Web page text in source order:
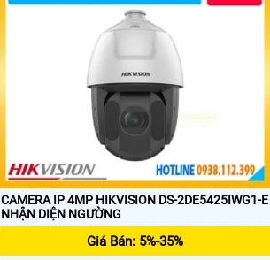
CAMERA IP 4MP HIKVISION DS-2DE5425IWG1-E
NHẬN DIỆN NGƯỜNG
Giá Bán: 5%-35%